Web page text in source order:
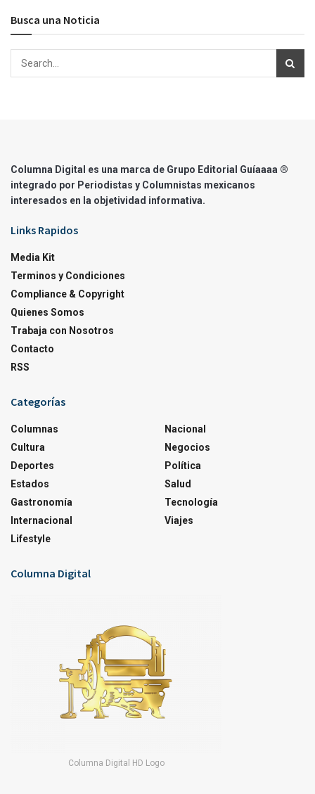
Busca una Noticia
Columna Digital es una marca de Grupo Editorial Guíaaaa ®
integrado por Periodistas y Columnistas mexicanos
interesados en la objetividad informativa.
Links Rapidos
Media Kit
Terminos y Condiciones
Compliance & Copyright
Quienes Somos
Trabaja con Nosotros
Contacto
RSS
Categorías
Columnas
Cultura
Deportes
Estados
Gastronomía
Internacional
Lifestyle
Nacional
Negocios
Política
Salud
Tecnología
Viajes
Columna Digital
Columna Digital HD Logo